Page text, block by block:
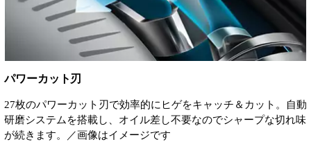
パワーカット刃
27枚のパワーカット刃で効率的にヒゲをキャッチ＆カット。自動
研磨システムを搭載し、オイル差し不要なのでシャープな切れ味
が続きます。／画像はイメージです